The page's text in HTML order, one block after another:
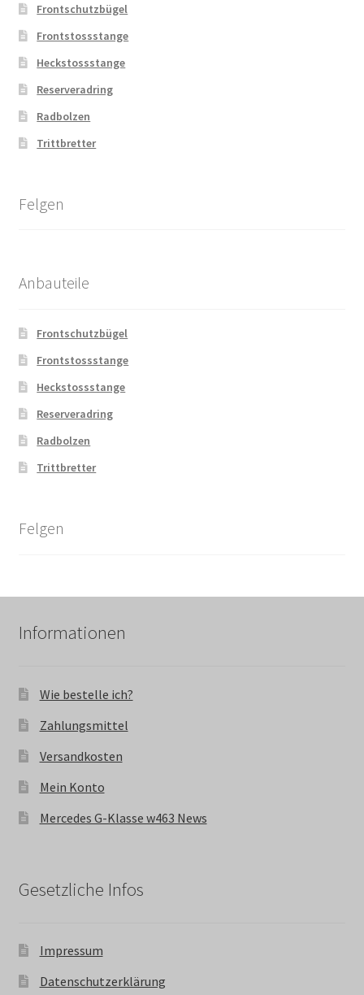
Frontschutzbügel
Frontstossstange
Heckstossstange
Reserveradring
Radbolzen
Trittbretter
Felgen
Anbauteile
Frontschutzbügel
Frontstossstange
Heckstossstange
Reserveradring
Radbolzen
Trittbretter
Felgen
Informationen
Wie bestelle ich?
Zahlungsmittel
Versandkosten
Mein Konto
Mercedes G-Klasse w463 News
Gesetzliche Infos
Impressum
Datenschutzerklärung